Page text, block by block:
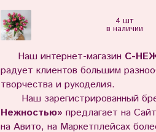
4 шт
в наличии
Наш интернет-магазин С-
радует клиентов большим
творчества и рукоделия.
Наш зарегистрированный
Нежностью» предлагает на
на Авито, на Маркетплейсах